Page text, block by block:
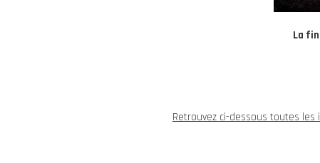
La
Retrouvez ci-dessous toutes